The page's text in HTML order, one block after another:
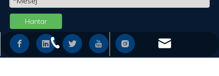
Hantar
+86 - 577 - 62798390
info@chs.com.cn